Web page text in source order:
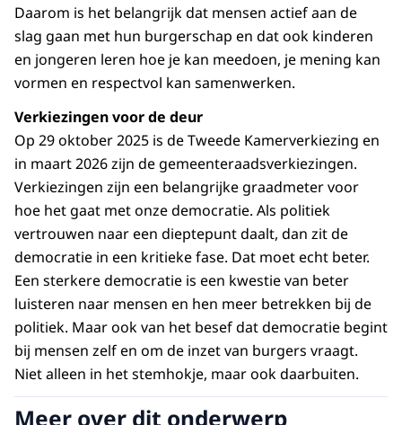
Daarom is het belangrijk dat mensen actief aan de
slag gaan met hun burgerschap en dat ook kinderen
en jongeren leren hoe je kan mee­doen, je mening kan
vormen en respectvol kan samenwerken.
Verkiezingen voor de deur
Op 29 oktober 2025 is de Tweede Kamerverkiezing en
in maart 2026 zijn de gemeenteraadsverkiezingen.
Verkiezingen zijn een belangrijke graadmeter voor
hoe het gaat met onze democratie. Als politiek
vertrouwen naar een dieptepunt daalt, dan zit de
democratie in een kritieke fase. Dat moet echt beter.
Een sterkere democratie is een kwestie van beter
luisteren naar mensen en hen meer betrekken bij de
politiek. Maar ook van het besef dat democratie begint
bij mensen zelf en om de inzet van burgers vraagt.
Niet alleen in het stemhokje, maar ook daarbuiten.
Meer over dit onderwerp